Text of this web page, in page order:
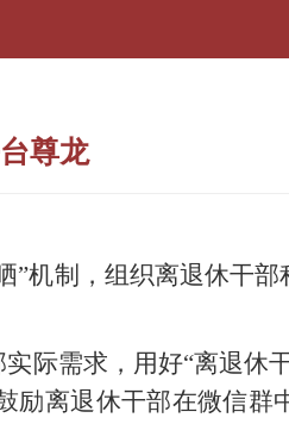
尊龙
”机制，组织离退休干
际需求，用好“离退休
励离退休干部在微信群